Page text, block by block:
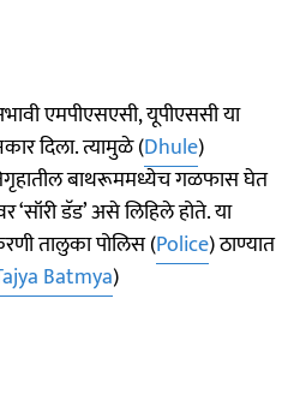
एमपीएसएसी, यूपीएससी या
दिला. त्यामुळे (Dhule)
बाथरूममध्येच गळफास घेत
‘सॉरी डॅड’ असे लिहिले होते. या
तालुका पोलिस (Police) ठाण्यात
Batmya)